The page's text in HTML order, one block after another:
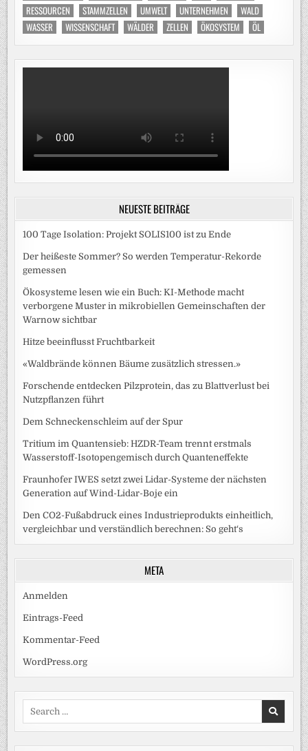
RESSOURCEN
STAMMZELLEN UMWELT UNTERNEHMEN
WALD
WASSER
WISSENSCHAFT WÄLDER ZELLEN ÖKOSYSTEM ÖL
NEUESTE BEITRÄGE
100 Tage Isolation: Projekt SOLIS100 ist zu Ende
Der heißeste Sommer? So werden Temperatur-Rekorde
gemessen
Ökosysteme lesen wie ein Buch: KI-Methode macht
verborgene Muster in mikrobiellen Gemeinschaften der
Warnow sichtbar
Hitze beeinflusst Fruchtbarkeit
«Waldbrände können Bäume zusätzlich stressen.»
Forschende entdecken Pilzprotein, das zu Blattverlust bei
Nutzpflanzen führt
Dem Schneckenschleim auf der Spur
Tritium im Quantensieb: HZDR-Team trennt erstmals
Wasserstoff-Isotopengemisch durch Quanteneffekte
Fraunhofer IWES setzt zwei Lidar-Systeme der nächsten
Generation auf Wind-Lidar-Boje ein
Den CO2-Fußabdruck eines Industrieprodukts einheitlich,
vergleichbar und verständlich berechnen: So geht‘s
META
Anmelden
Eintrags-Feed
Kommentar-Feed
WordPress.org